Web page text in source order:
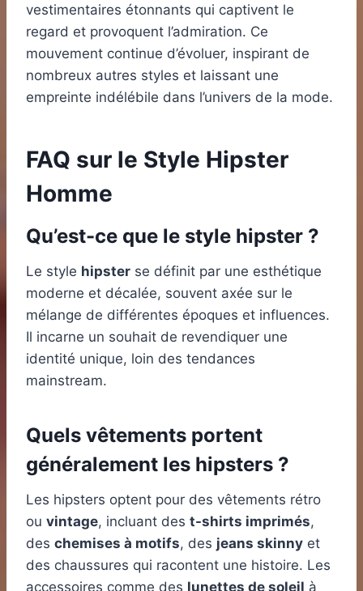
vestimentaires étonnants qui captivent le
regard et provoquent l’admiration. Ce
mouvement continue d’évoluer, inspirant de
nombreux autres styles et laissant une
empreinte indélébile dans l’univers de la mode.
FAQ sur le Style Hipster
Homme
Qu’est-ce que le style hipster ?
Le style hipster se définit par une esthétique
moderne et décalée, souvent axée sur le
mélange de différentes époques et influences.
Il incarne un souhait de revendiquer une
identité unique, loin des tendances
mainstream.
Quels vêtements portent
généralement les hipsters ?
Les hipsters optent pour des vêtements rétro
ou vintage, incluant des t-shirts imprimés,
des chemises à motifs, des jeans skinny et
des chaussures qui racontent une histoire. Les
accessoires comme des lunettes de soleil à